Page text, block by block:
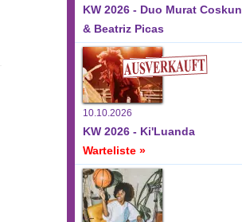
KW 2026 - Duo Murat Coskun
& Beatriz Picas
10.10.2026
KW 2026 - Ki'Luanda
Warteliste »